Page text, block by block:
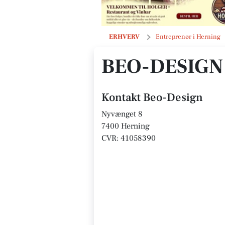
ERHVERV Entreprenør i Herning
Beo-Design
BEO-DESIGN
Kontakt Beo-Design
Nyvænget 8
7400 Herning
CVR: 41058390